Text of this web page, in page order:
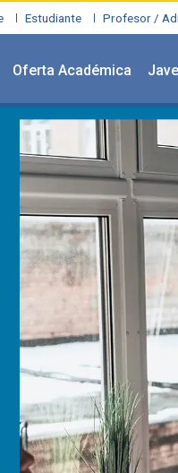
Estudiante Profesor /
Oferta Académica